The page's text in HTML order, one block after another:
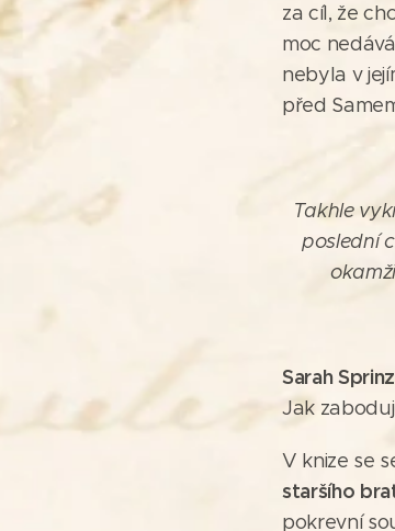
za cíl, že
moc
nebyla v
před
Takhle
poslední
Sarah Sprinz
Jak
V knize se
staršího
pokrevní